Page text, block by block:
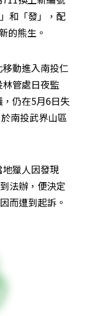
和「發」，配
的熊生。
動進入南投仁
管處日夜監
仍在5月6日失
南投武界山區
獵人因發現
法辦，便決定
而遭到起訴。